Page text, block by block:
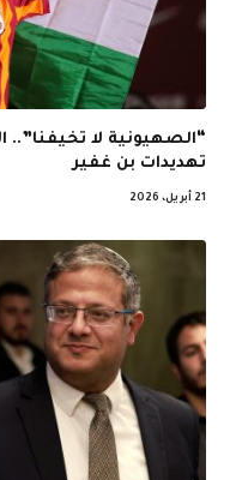
“الصهيونية لا
تهديدات بن غفير
21 أبريل، 2026